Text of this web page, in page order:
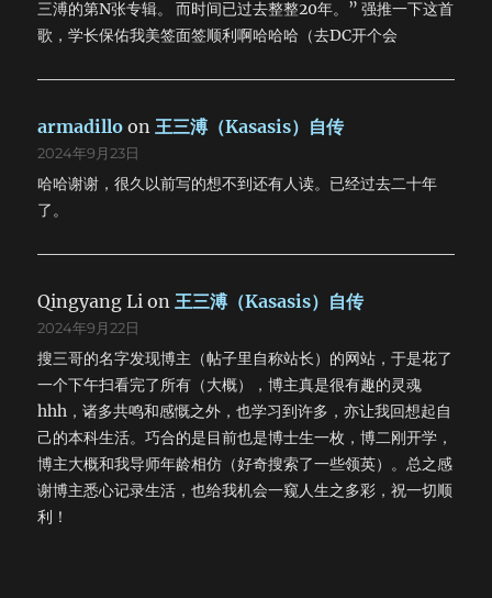
三溥的第N张专辑。 而时间已过去整整20年。” 强推一下这首
歌，学长保佑我美签面签顺利啊哈哈哈（去DC开个会
armadillo on王三溥（Kasasis）自传
2024年9月23日
哈哈谢谢，很久以前写的想不到还有人读。已经过去二十年
了。
Qingyang Li on王三溥（Kasasis）自传
2024年9月22日
搜三哥的名字发现博主（帖子里自称站长）的网站，于是花了
一个下午扫看完了所有（大概），博主真是很有趣的灵魂
hhh，诸多共鸣和感慨之外，也学习到许多，亦让我回想起自
己的本科生活。巧合的是目前也是博士生一枚，博二刚开学，
博主大概和我导师年龄相仿（好奇搜索了一些领英）。总之感
谢博主悉心记录生活，也给我机会一窥人生之多彩，祝一切顺
利！